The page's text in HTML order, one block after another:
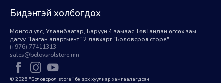
Бидэнтэй холбогдох
Монгол улс, Улаанбаатар, Баруун 4 замаас Төв Гандан өгсөх зам
дагуу "Ганган апартмент" 2 давхарт "Боловсрол сторе"
(+976) 77411313
sales@bolovsrolstore.mn
© 2025 "Боловсрол store" бүх эрх хуулиар хамгаалагдсан